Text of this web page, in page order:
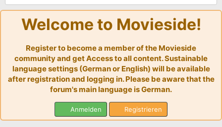
t
t
l
a
m
w
r
n
r
e
t
k
t
v
i
ä
e
Welcome to Movieside!
Register to become a member of the Movieside
community and get Access to all content. Sustainable
language settings (German or English) will be available
after registration and logging in. Please be aware that the
forum's main language is German.
Anmelden Registrieren